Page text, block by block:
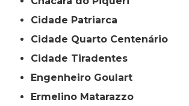
Cidade Patriarca
Cidade Quarto Centenário
Cidade Tiradentes
Engenheiro Goulart
Ermelino Matarazzo